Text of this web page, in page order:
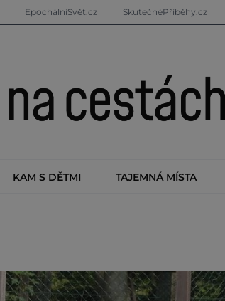
EpochálníSvět.cz SkutečnéPříběhy.cz
KAM S DĚTMI TAJEMNÁ MÍSTA